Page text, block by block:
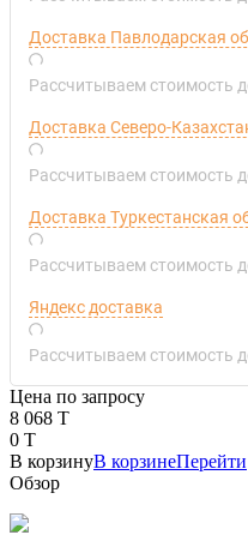
Доставка Павлодарская
Рассчитываем стоимость
Доставка Северо-
Рассчитываем стоимость
Доставка Туркестанская
Рассчитываем стоимость
Яндекс доставка
Рассчитываем стоимость
Цена по запросу
8 068 T
0 T
В корзинуВ корзинеПерейти
Обзор